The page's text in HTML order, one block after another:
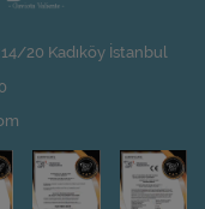
20 Kadıköy İstanbul